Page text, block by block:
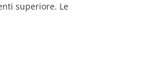
superiore. Le